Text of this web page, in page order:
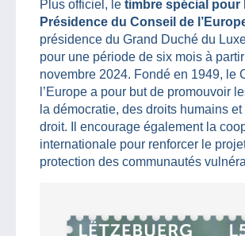
Plus officiel, le timbre spécial pour
Présidence du Conseil de
présidence du Grand Duché du
pour une période de six mois à
novembre 2024. Fondé en 1949, le
l’Europe a pour but de promouvoir
la démocratie, des droits humains et
droit. Il encourage également la
internationale pour renforcer le
protection des communautés